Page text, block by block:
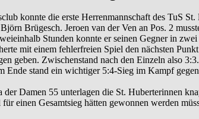
konnte die erste Herrenmannschaft des TuS
Brügesch. Jeroen van der Ven an Pos. 2
Stunden konnte er seinen Gegner in
mit einem fehlerfreien Spiel den nächsten
geben. Zwischenstand nach den Einzeln also
Ende stand ein wichtiger 5:4-Sieg im Kampf
der Damen 55 unterlagen die St. Huberterinnen
einen Gesamtsieg hätten gewonnen werden